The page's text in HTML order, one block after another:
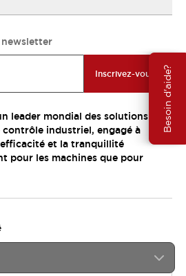
Besoin d'aide?
Inscrivez-vous
leader mondial des solutions
industriel, engagé à
et la tranquillité
pour les machines que pour